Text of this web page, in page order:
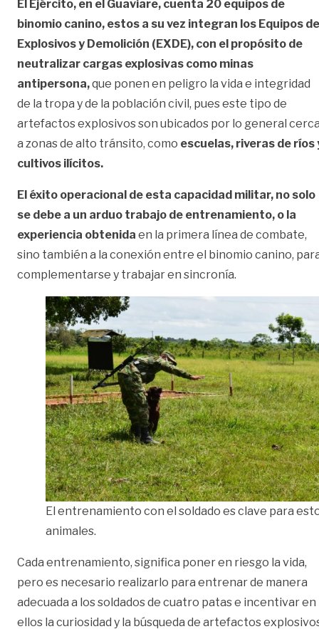
El Ejército, en el Guaviare, cuenta 20 equipos de
binomio canino, estos a su vez integran los Equipos de
Explosivos y Demolición (EXDE), con el propósito de
neutralizar cargas explosivas como minas
antipersona,que ponen en peligro la vida e integridad
de la tropa y de la población civil, pues este tipo de
artefactos explosivos son ubicados por lo general
a zonas de alto tránsito, como escuelas, riveras de ríos
cultivos ilícitos.
El éxito operacional de esta capacidad militar, no solo
se debe a un arduo trabajo de entrenamiento, o la
experiencia obtenida en la primera línea de combate,
sino también a la conexión entre el binomio canino,
complementarse y trabajar en sincronía.
El entrenamiento con el soldado es clave para
animales.
Cada entrenamiento, significa poner en riesgo la vida,
pero es necesario realizarlo para entrenar de manera
adecuada a los soldados de cuatro patas e incentivar en
ellos la curiosidad y la búsqueda de artefactos